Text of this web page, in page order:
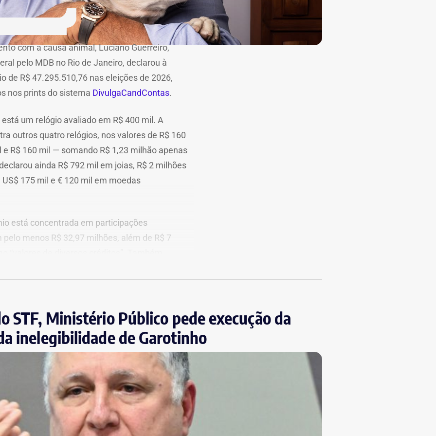
com a causa animal, Luciano Guerreiro,
pelo MDB no Rio de Janeiro, declarou à
de R$ 47.295.510,76 nas eleições de 2026,
nos prints do sistema DivulgaCandContas.
um relógio avaliado em R$ 400 mil. A
outros quatro relógios, nos valores de R$ 160
e R$ 160 mil — somando R$ 1,23 milhão apenas
ainda R$ 792 mil em joias, R$ 2 milhões
175 mil e € 120 mil em moedas
está concentrada em participações
menos R$ 32,97 milhões, além de R$ 7
“valores de diversos créditos”. Também
valores correspondem à declaração
STF, Ministério Público pede execução da
inelegibilidade de Garotinho